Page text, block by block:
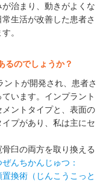
治まり、動きがよくな
生活が改善した患者さ
。
るのでしょうか？
トが開発され、患者さ
います。インプラント
ントタイプと、表面の
プがあり、私は主にセ
臼の両方を取り換える
んちかんじゅつ：
置換術（じんこうこっと